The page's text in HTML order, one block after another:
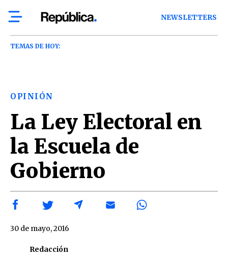
NEWSLETTERS
TEMAS DE HOY:
OPINIÓN
La Ley Electoral en
la Escuela de
Gobierno
Redacción
30 de mayo, 2016